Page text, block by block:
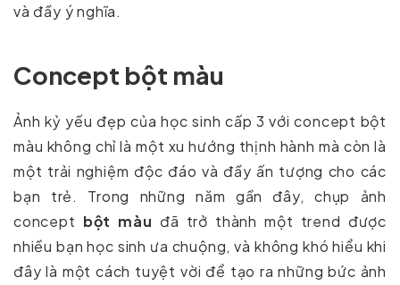
và đầy ý nghĩa.
Concept bột màu
Ảnh kỷ yếu đẹp của học sinh cấp 3 với concept bột
màu không chỉ là một xu hướng thịnh hành mà còn là
một trải nghiệm độc đáo và đầy ấn tượng cho các
bạn trẻ. Trong những năm gần đây, chụp ảnh
concept bột màu đã trở thành một trend được
nhiều bạn học sinh ưa chuộng, và không khó hiểu khi
đây là một cách tuyệt vời để tạo ra những bức ảnh